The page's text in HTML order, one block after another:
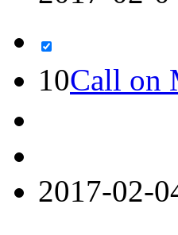
10Call on
2017-02-